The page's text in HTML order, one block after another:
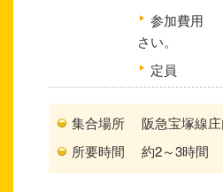
参加費用
さい。
定員
集合場所
阪急宝塚線
所要時間
約2～3時間